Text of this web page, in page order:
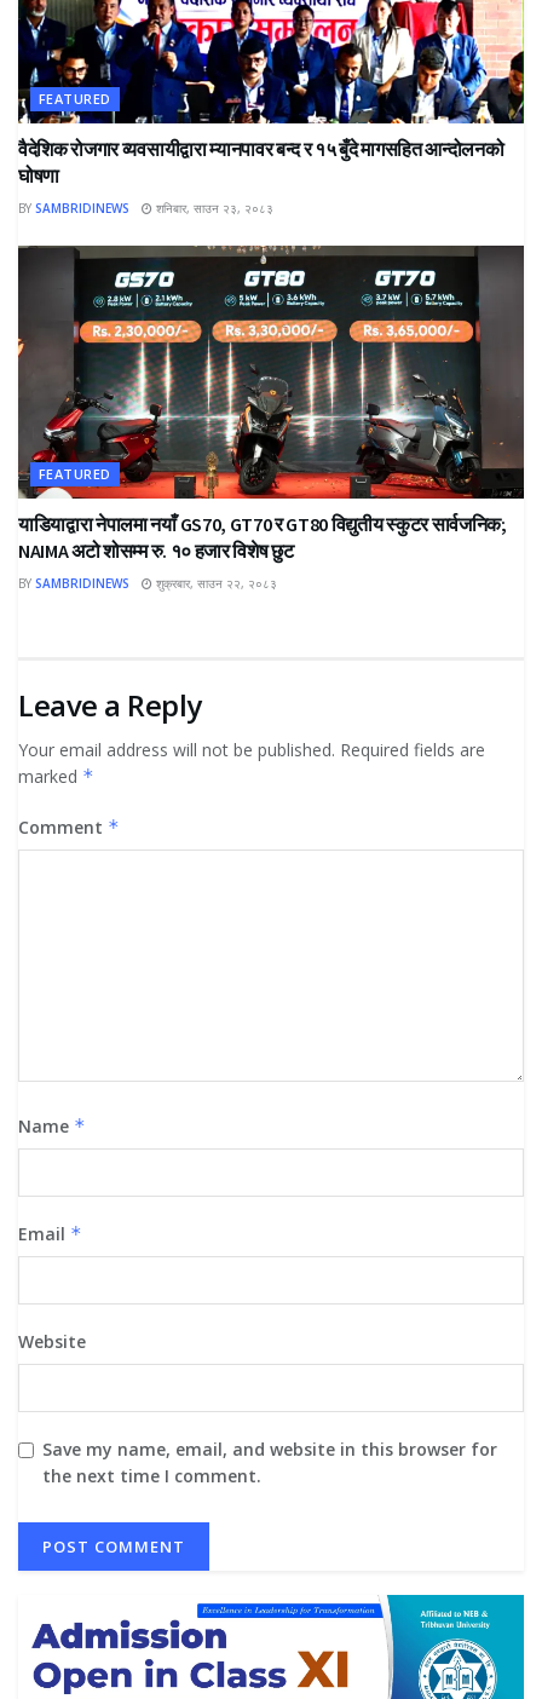
FEATURED
वैदेशिक रोजगार व्यवसायीद्वारा म्यानपावर बन्द र १५ बुँदे मागसहित आन्दोलनको
घोषणा
BY SAMBRIDINEWS शनिबार, साउन २३, २०८३
FEATURED
याडियाद्वारा नेपालमा नयाँ GS70, GT70 र GT80 विद्युतीय स्कुटर सार्वजनिक;
NAIMA अटो शोसम्म रु. १० हजार विशेष छुट
BY SAMBRIDINEWS शुक्रबार, साउन २२, २०८३
Leave a Reply
Your email address will not be published. Required fields are
marked *
Comment *
Name *
Email *
Website
Save my name, email, and website in this browser for
the next time I comment.